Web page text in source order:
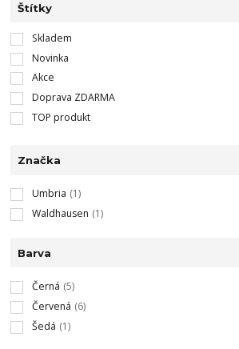
Štítky
Skladem
Novinka
Akce
Doprava ZDARMA
TOP produkt
Značka
Umbria (1)
Waldhausen (1)
Barva
Černá (5)
Červená (6)
Šedá (1)